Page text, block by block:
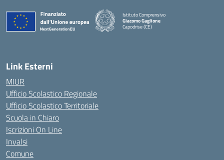
Istituto Comprensivo
Giacomo Gaglione
Capodrise (CE)
— Visita la pagina iniziale della scuola
Link Esterni
MIUR
Ufficio Scolastico Regionale
Ufficio Scolastico Territoriale
Scuola in Chiaro
Iscrizioni On Line
Invalsi
Comune